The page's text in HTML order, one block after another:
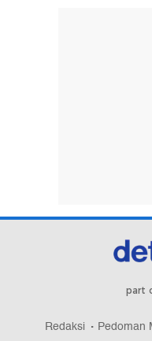
part
Redaksi Pedoman